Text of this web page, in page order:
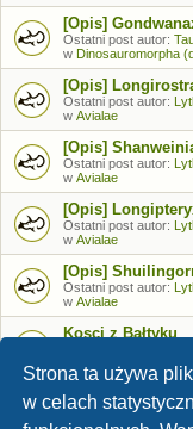
Strona ta używa
w celach
[Opis]
Ostatni post autor:
w Dinosauromorpha
[Opis]
Ostatni post autor:
w Avialae
[Opis]
Ostatni post autor:
w Avialae
[Opis]
Ostatni post autor:
w Avialae
[Opis]
Ostatni post autor:
w Avialae
Kosci z Bałtyku
Skamieniałości -